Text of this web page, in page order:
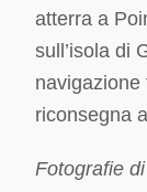
atterra a
sull’isola di
riconsegna
Fotografie